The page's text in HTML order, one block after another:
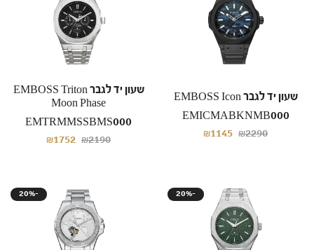
שעון יד לגבר EMBOSS Triton
Moon Phase
EMTRMMSSBMS000
₪1752 ₪2190
שעון יד לגבר EMBOSS Icon
EMICMABKNMB000
₪1145 ₪2290
20%- 20%-